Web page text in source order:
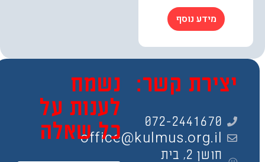
מידע נוסף
קשר:
072-2441670
office@kulmus.org.il
חושן 2, בית
נשמח
לענות על
כל שאלה